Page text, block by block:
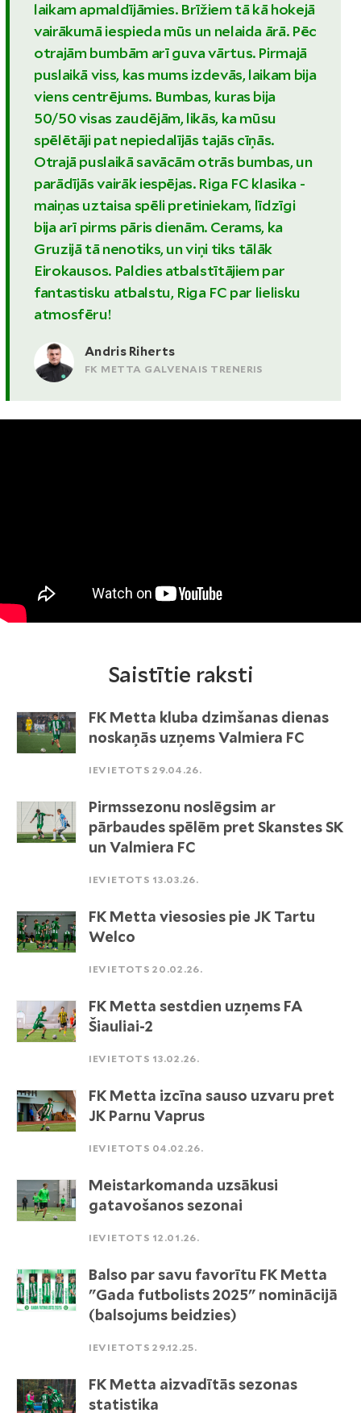
laikam apmaldījāmies. Brīžiem tā kā hokejā
vairākumā iespieda mūs un nelaida ārā. Pēc
otrajām bumbām arī guva vārtus. Pirmajā
puslaikā viss, kas mums izdevās, laikam bija
viens centrējums. Bumbas, kuras bija
50/50 visas zaudējām, likās, ka mūsu
spēlētāji pat nepiedalījās tajās cīņās.
Otrajā puslaikā savācām otrās bumbas, un
parādījās vairāk iespējas. Riga FC klasika -
maiņas uztaisa spēli pretiniekam, līdzīgi
bija arī pirms pāris dienām. Cerams, ka
Gruzijā tā nenotiks, un viņi tiks tālāk
Eirokausos. Paldies atbalstītājiem par
fantastisku atbalstu, Riga FC par lielisku
atmosfēru!
Andris Riherts
FK METTA GALVENAIS TRENERIS
Saistītie raksti
FK Metta kluba dzimšanas dienas
noskaņās uzņems Valmiera FC
IEVIETOTS 29.04.26.
Pirmssezonu noslēgsim ar
pārbaudes spēlēm pret Skanstes SK
un Valmiera FC
IEVIETOTS 13.03.26.
FK Metta viesosies pie JK Tartu
Welco
IEVIETOTS 20.02.26.
FK Metta sestdien uzņems FA
Šiauliai-2
IEVIETOTS 13.02.26.
FK Metta izcīna sauso uzvaru pret
JK Parnu Vaprus
IEVIETOTS 04.02.26.
Meistarkomanda uzsākusi
gatavošanos sezonai
IEVIETOTS 12.01.26.
Balso par savu favorītu FK Metta
"Gada futbolists 2025" nominācijā
(balsojums beidzies)
IEVIETOTS 29.12.25.
FK Metta aizvadītās sezonas
statistika